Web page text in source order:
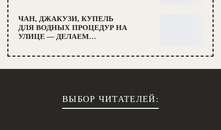
ЧАН, ДЖАКУЗИ, КУПЕЛЬ
ДЛЯ ВОДНЫХ ПРОЦЕДУР НА
УЛИЦЕ — ДЕЛАЕМ…
ВЫБОР ЧИТАТЕЛЕЙ: